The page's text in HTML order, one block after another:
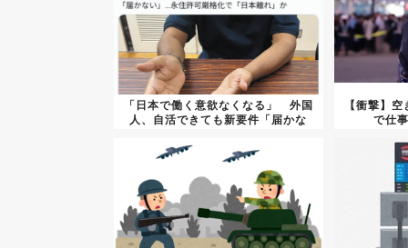
「日本で働く意欲なくなる」 外国
人、自活できても新要件「届かな
【衝撃】
で仕